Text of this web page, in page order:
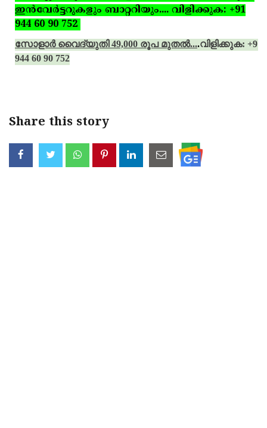
ഇന്‍വേര്‍ട്ടറുകളും ബാറ്ററിയും.... വിളിക്കുക: +91
944 60 90 752
സോളാര്‍ വൈദ്യുതി 49,000 രൂപ മുതല്‍....വിളിക്കുക: +91
944 60 90 752
Share this story